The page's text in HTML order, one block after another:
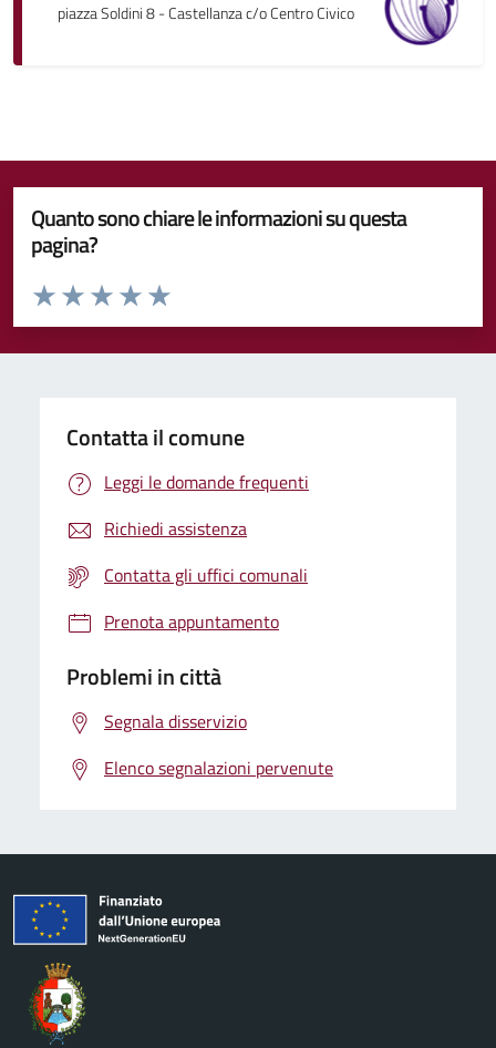
piazza Soldini 8 - Castellanza c/o Centro Civico
Quanto sono chiare le informazioni su questa
pagina?
Valuta da 1 a 5 stelle la pagina
Valuta 5 stelle su 5
Valuta 4 stelle su 5
Valuta 3 stelle su 5
Valuta 2 stelle su 5
Valuta 1 stelle su 5
Contatta il comune
Leggi le domande frequenti
Richiedi assistenza
Contatta gli uffici comunali
Prenota appuntamento
Problemi in città
Segnala disservizio
Elenco segnalazioni pervenute